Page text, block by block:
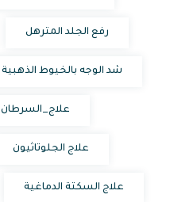
رفع الجلد المترهل
شد الوجه بالخيوط الذهبية
علاج_السرطان
علاج الجلوتاثيون
علاج السكتة الدماغية